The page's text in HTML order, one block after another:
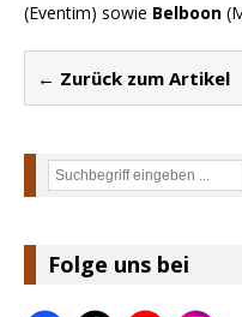
(Eventim) sowie Belboon
← Zurück zum Artikel
Suchen
Folge uns bei